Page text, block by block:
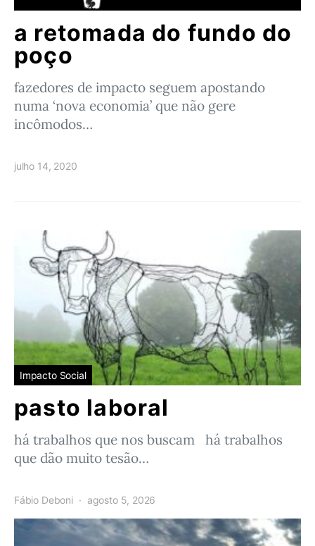
a retomada do fundo do
poço
fazedores de impacto seguem apostando
numa ‘nova economia’ que não gere
incômodos…
julho 14, 2020
Impacto Social
pasto laboral
há trabalhos que nos buscam há trabalhos
que dão muito tesão…
Fábio Deboni agosto 5, 2026